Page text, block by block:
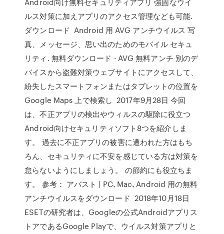
ルス対策に加えアプリのアクセス管理なども可能.
ダウンロード Android 用 AVG アンチウイルス 写
真、メッセージ、思い出のためのモバイル セキュ
リティ. 無料ダウンロード · AVG 無料アンチ 別のデ
バイスから盗難対策ウェブサイトにアクセスして、
紛失したスマートフォンまたはタブレットの位置を
Google Maps 上で検索し 2017年9月28日 今回
は、不正アプリの検出やウィルスの駆除に役立つ
Android向けセキュリティソフト8つを紹介しま
す。 過去に不正アプリの被害に遭われた方はもち
ろん、セキュリティに不安を感じている方は対策を
怠らないようにしましょう。 の節約にも役立ちま
す。 参考： アバスト | PC､Mac､Android 用の無料
アンチウイルスをダウンロード 2018年10月18日
ESETの研究者は、Googleの公式Androidアプリス
トアであるGoogle Playで、ウイルス対策アプリと